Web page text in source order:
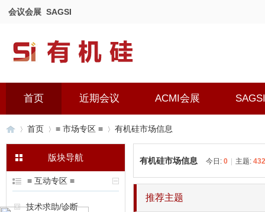
会议会展 SAGSI
首页 近期会议 ACMI会展 SAGSI
有»
首页
›
≡ 市场专区 ≡ 有机硅市场信息
版块导航
≡ 互动专区 ≡
技术求助/诊断
有机硅市场信息 今日: 0 主题:
推荐主题